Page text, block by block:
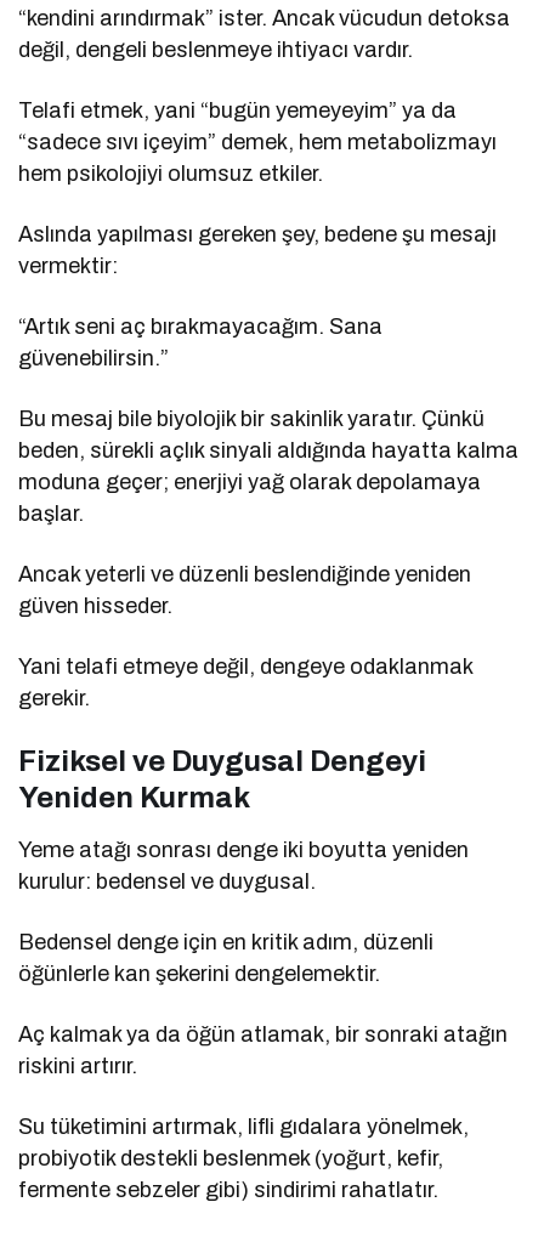
“kendini arındırmak” ister. Ancak vücudun detoksa
değil, dengeli beslenmeye ihtiyacı vardır.
Telafi etmek, yani “bugün yemeyeyim” ya da
“sadece sıvı içeyim” demek, hem metabolizmayı
hem psikolojiyi olumsuz etkiler.
Aslında yapılması gereken şey, bedene şu mesajı
vermektir:
“Artık seni aç bırakmayacağım. Sana
güvenebilirsin.”
Bu mesaj bile biyolojik bir sakinlik yaratır. Çünkü
beden, sürekli açlık sinyali aldığında hayatta kalma
moduna geçer; enerjiyi yağ olarak depolamaya
başlar.
Ancak yeterli ve düzenli beslendiğinde yeniden
güven hisseder.
Yani telafi etmeye değil, dengeye odaklanmak
gerekir.
Fiziksel ve Duygusal Dengeyi
Yeniden Kurmak
Yeme atağı sonrası denge iki boyutta yeniden
kurulur: bedensel ve duygusal.
Bedensel denge için en kritik adım, düzenli
öğünlerle kan şekerini dengelemektir.
Aç kalmak ya da öğün atlamak, bir sonraki atağın
riskini artırır.
Su tüketimini artırmak, lifli gıdalara yönelmek,
probiyotik destekli beslenmek (yoğurt, kefir,
fermente sebzeler gibi) sindirimi rahatlatır.